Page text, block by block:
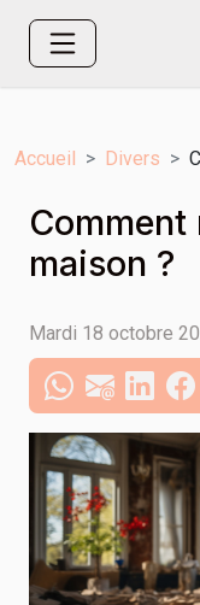
Accueil Divers
Comment
maison ?
Mardi 18 octobre